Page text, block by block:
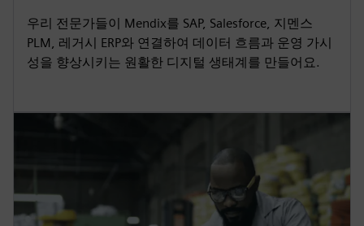
우리 전문가들이 Mendix를 SAP, Salesforce, 지멘스
PLM, 레거시 ERP와 연결하여 데이터 흐름과 운영 가시
성을 향상시키는 원활한 디지털 생태계를 만들어요.